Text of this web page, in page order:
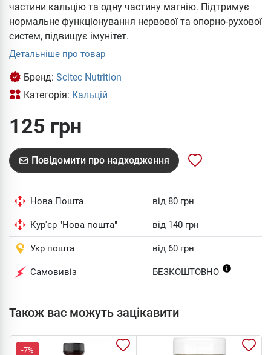
частини кальцію та одну частину магнію. Підтримує
нормальне функціонування нервової та опорно-рухової
систем, підвищує імунітет.
Детальніше про товар
Бренд: Scitec Nutrition
Категорія: Кальцій
125 грн
Повідомити про надходження
Нова Пошта від 80 грн
Кур'єр "Нова пошта" від 140 грн
Укр пошта від 60 грн
Самовивіз БЕЗКОШТОВНО
Також вас можуть зацікавити
-7%